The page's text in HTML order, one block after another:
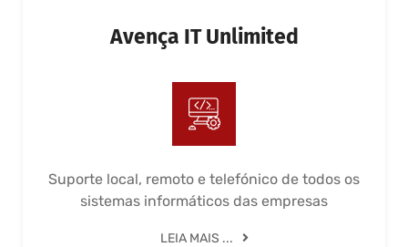
Avença IT Unlimited
Suporte local, remoto e telefónico de todos os
sistemas informáticos das empresas
LEIA MAIS ...